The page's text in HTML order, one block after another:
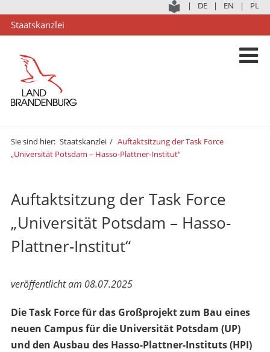
| DE | EN | PL
Staatskanzlei
Sie sind hier: Staatskanzlei
Auftaktsitzung der Task Force
„Universität Potsdam – Hasso-Plattner-Institut“
Auftaktsitzung der Task Force
„Universität Potsdam – Hasso-
Plattner-Institut“
veröffentlicht am 08.07.2025
Die Task Force für das Großprojekt zum Bau eines
neuen Campus für die Universität Potsdam (UP)
und den Ausbau des Hasso-Plattner-Instituts (HPI)